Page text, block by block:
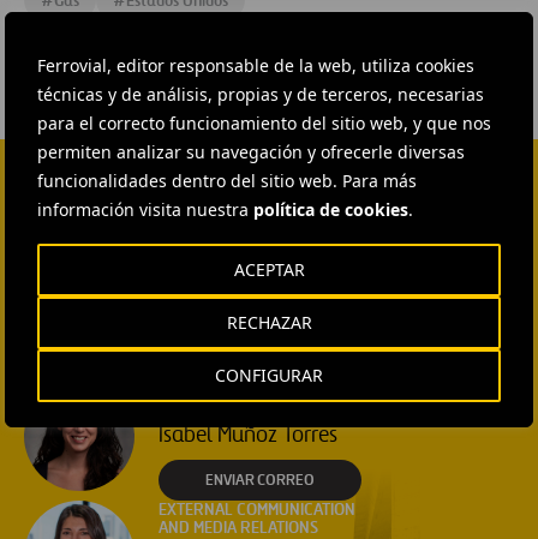
Ferrovial, editor responsable de la web, utiliza cookies
técnicas y de análisis, propias y de terceros, necesarias
para el correcto funcionamiento del sitio web, y que nos
permiten analizar su navegación y ofrecerle diversas
funcionalidades dentro del sitio web. Para más
información visita nuestra política de cookies.
CONFIGURAR
RECHAZAR
ACEPTAR
CONTACTA CON NOSOTROS
HEAD OF EXTERNAL
COMMUNICATION AND
Ana García Ruiz
AND MEDIA RELATIONS
Isabel Muñoz Torres
ENVIAR CORREO
EXTERNAL COMMUNICATION
AND MEDIA RELATIONS